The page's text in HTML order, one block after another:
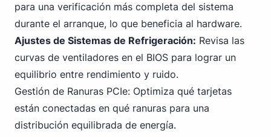
para una verificación más completa del sistema
durante el arranque, lo que beneficia al hardware.
Ajustes de Sistemas de Refrigeración: Revisa las
curvas de ventiladores en el BIOS para lograr un
equilibrio entre rendimiento y ruido.
Gestión de Ranuras PCIe: Optimiza qué tarjetas
están conectadas en qué ranuras para una
distribución equilibrada de energía.